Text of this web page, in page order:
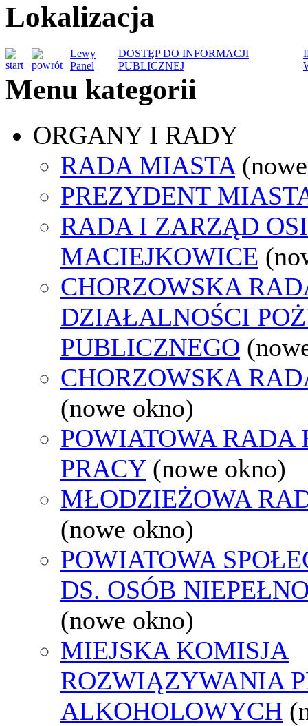
Lokalizacja
Lewy
Panel
DOSTĘP DO INFORMACJI
PUBLICZNEJ
Menu kategorii
ORGANY I RADY
RADA MIASTA
PREZYDENT
RADA I ZARZĄD
MACIEJKOWICE
CHORZOWSKA
DZIAŁALNOŚCI
PUBLICZNEGO
CHORZOWSKA
(nowe okno)
POWIATOWA RADA
PRACY (nowe okno)
MŁODZIEŻOWA
(nowe okno)
POWIATOWA
DS. OSÓB
(nowe okno)
MIEJSKA KOMISJA
ROZWIĄZYWANIA
ALKOHOLOWYCH